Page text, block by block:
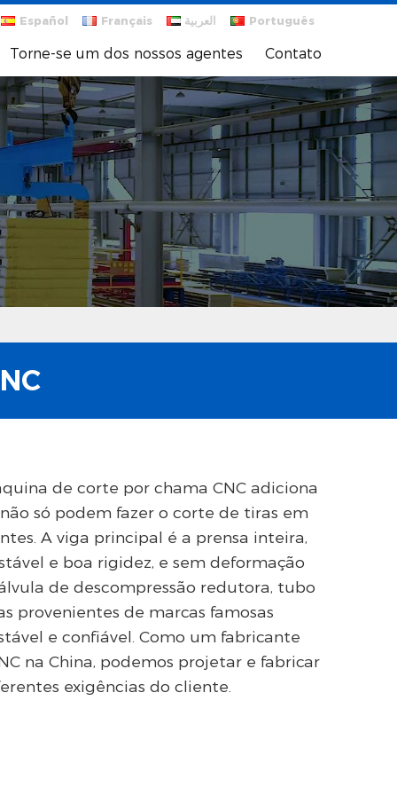
Español Français العربية Português
Torne-se um dos nossos agentes Contato
de corte por chama CNC adiciona
só podem fazer o corte de tiras em
A viga principal é a prensa inteira,
e boa rigidez, e sem deformação
de descompressão redutora, tubo
provenientes de marcas famosas
e confiável. Como um fabricante
na China, podemos projetar e fabricar
exigências do cliente.